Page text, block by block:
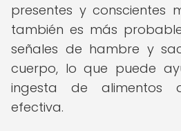
presentes y conscientes
también es más
señales de hambre y
cuerpo, lo que puede
ingesta de alimentos
efectiva.